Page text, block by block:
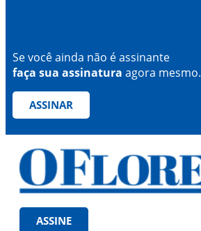
Se você ainda não é assinante
faça sua assinatura agora mesmo.
ASSINAR
ASSINE